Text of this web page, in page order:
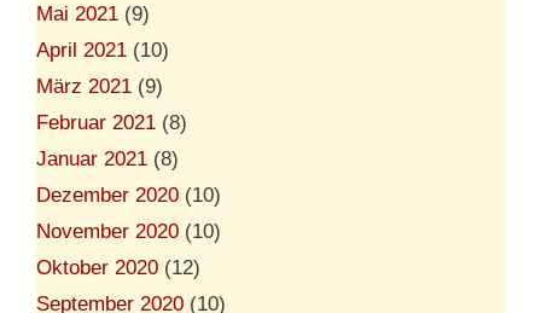
Mai 2021 (9)
April 2021 (10)
März 2021 (9)
Februar 2021 (8)
Januar 2021 (8)
Dezember 2020 (10)
November 2020 (10)
Oktober 2020 (12)
September 2020 (10)